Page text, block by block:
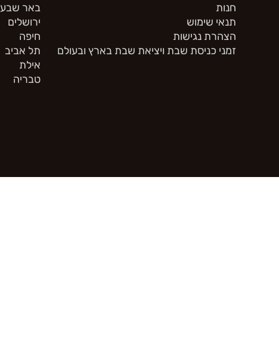
באר שבע
ירושלים
חיפה
תל אביב
אילת
טבריה
חנות
תנאי שימוש
הצהרת נגישות
זמני כניסת שבת ויציאת שבת בארץ ובעולם